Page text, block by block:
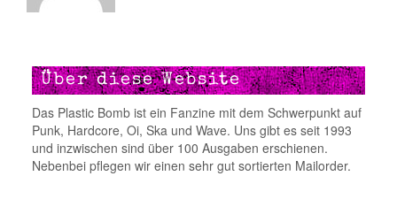
Über diese Website
Das Plastic Bomb ist ein Fanzine mit dem Schwerpunkt auf
Punk, Hardcore, Oi, Ska und Wave. Uns gibt es seit 1993
und inzwischen sind über 100 Ausgaben erschienen.
Nebenbei pflegen wir einen sehr gut sortierten Mailorder.